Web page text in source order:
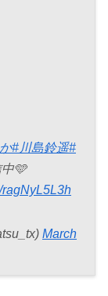
#川島鈴遥#
🩵
ragNyL5L3h
March